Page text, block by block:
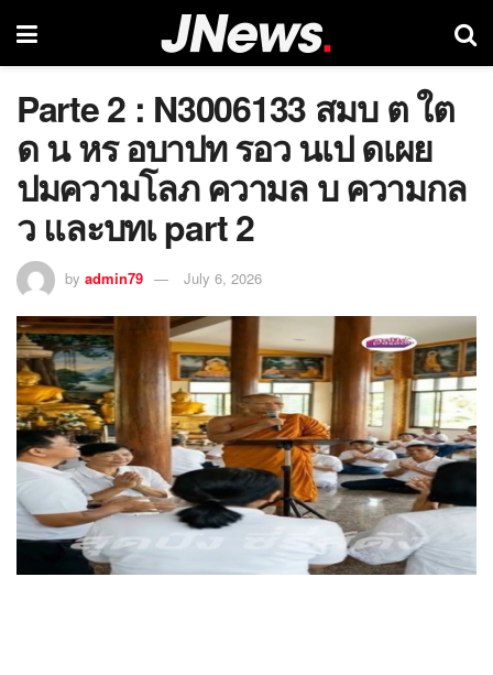
Parte 2 : N3006133 สมบ ต ใต
ด น หร อบาปท รอว นเป ดเผย
ปมความโลภ ความล บ ความกล
ว และบทเ part 2
by admin79 July 6, 2026